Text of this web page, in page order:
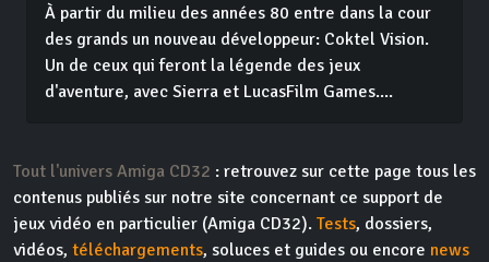
À partir du milieu des années 80 entre dans la cour
des grands un nouveau développeur: Coktel Vision.
Un de ceux qui feront la légende des jeux
d'aventure, avec Sierra et LucasFilm Games....
Tout l'univers Amiga CD32 : retrouvez sur cette page tous les
contenus publiés sur notre site concernant ce support de
jeux vidéo en particulier (Amiga CD32). Tests, dossiers,
vidéos, téléchargements, soluces et guides ou encore news